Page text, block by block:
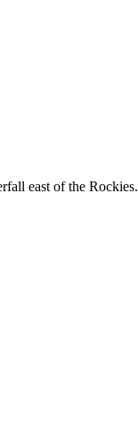
east of the Rockies.